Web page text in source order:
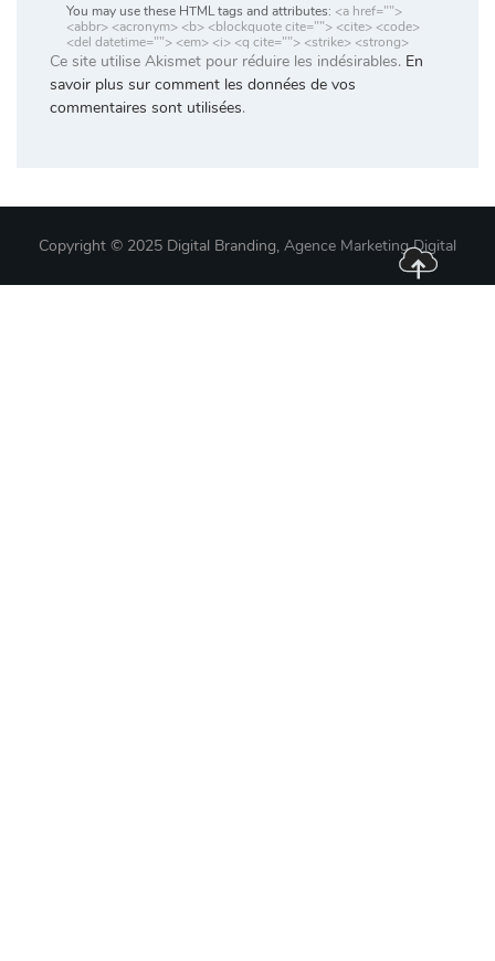
You may use these HTML tags and attributes: <a href="">
<abbr> <acronym> <b> <blockquote cite=""> <cite> <code>
<del datetime=""> <em> <i> <q cite=""> <strike> <strong>
Ce site utilise Akismet pour réduire les indésirables. En
savoir plus sur comment les données de vos
commentaires sont utilisées.
Copyright © 2025 Digital Branding, Agence Marketing Digital